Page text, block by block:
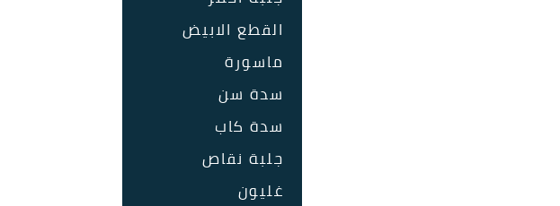
القطع الابيض
ماسورة
سدة سن
سدة كاب
جلبة نقاص
غليون